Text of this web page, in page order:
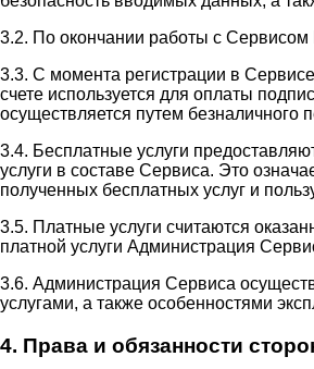
3.2. По окончании работы с Сервисом
3.3. С момента регистрации в
счете используется для оплаты
осуществляется путем безналичного
3.4. Бесплатные услуги
услуги в составе Сервиса. Это
полученных бесплатных услуг и
3.5. Платные услуги считаются
платной услуги Администрация
3.6. Администрация Сервиса
услугами, а также особенностями
4. Права и обязанности